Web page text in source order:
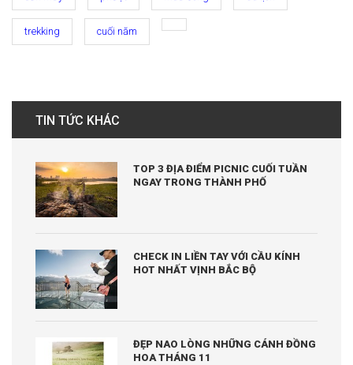
trekking cuối năm
TIN TỨC KHÁC
TOP 3 ĐỊA ĐIỂM PICNIC CUỐI TUẦN
NGAY TRONG THÀNH PHỐ
CHECK IN LIỀN TAY VỚI CẦU KÍNH
HOT NHẤT VỊNH BẮC BỘ
ĐẸP NAO LÒNG NHỮNG CÁNH ĐỒNG
HOA THÁNG 11